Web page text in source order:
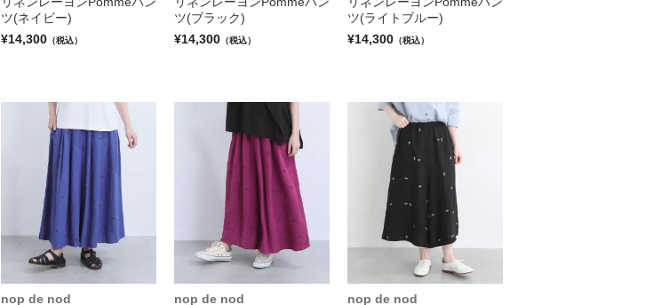
ツ(ネイビー)
¥14,300 （税込）
ツ(ブラック)
¥14,300 （税込）
ツ(ライトブルー)
¥14,300 （税込）
nop de nod nop de nod nop de nod